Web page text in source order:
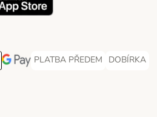
Method
Payment Method
GooglePay Payment Method
PLATBA PŘEDEM
PLATBA PŘEDEM Payment
DOBÍRKA
DOBÍRKA
Shipping Method